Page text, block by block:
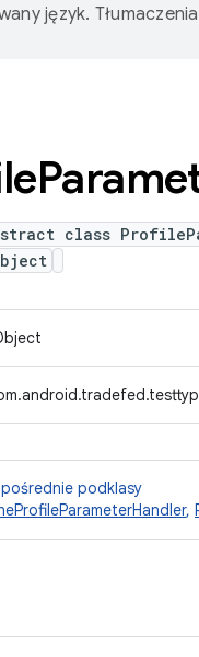
język.
class
podklasy
,